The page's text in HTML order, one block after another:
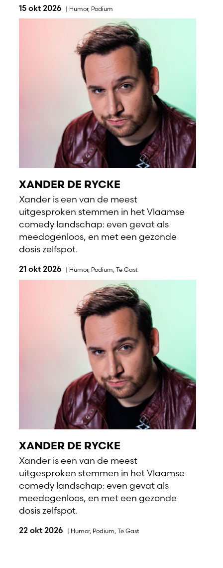
15 okt 2026 | Humor, Podium
XANDER DE RYCKE
Xander is een van de meest
uitgesproken stemmen in het Vlaamse
comedy landschap: even gevat als
meedogenloos, en met een gezonde
dosis zelfspot.
21 okt 2026 | Humor, Podium, Te Gast
XANDER DE RYCKE
Xander is een van de meest
uitgesproken stemmen in het Vlaamse
comedy landschap: even gevat als
meedogenloos, en met een gezonde
dosis zelfspot.
22 okt 2026 | Humor, Podium Te Gast